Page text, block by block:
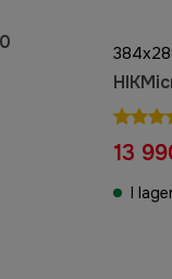
13
I